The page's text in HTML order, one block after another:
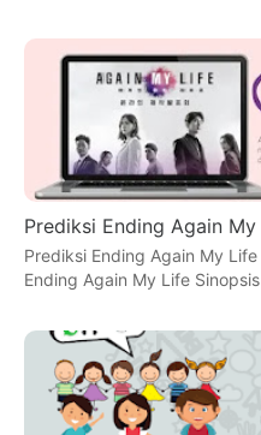
Prediksi Ending Again
Prediksi Ending Again My
Ending Again My Life